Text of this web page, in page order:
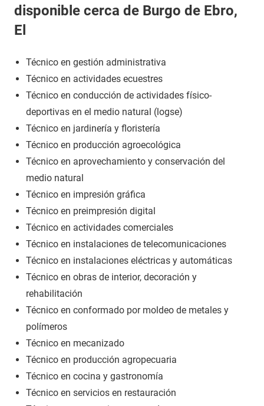
disponible cerca de Burgo de Ebro,
El
Técnico en gestión administrativa
Técnico en actividades ecuestres
Técnico en conducción de actividades físico-
deportivas en el medio natural (logse)
Técnico en jardinería y floristería
Técnico en producción agroecológica
Técnico en aprovechamiento y conservación del
medio natural
Técnico en impresión gráfica
Técnico en preimpresión digital
Técnico en actividades comerciales
Técnico en instalaciones de telecomunicaciones
Técnico en instalaciones eléctricas y automáticas
Técnico en obras de interior, decoración y
rehabilitación
Técnico en conformado por moldeo de metales y
polímeros
Técnico en mecanizado
Técnico en producción agropecuaria
Técnico en cocina y gastronomía
Técnico en servicios en restauración